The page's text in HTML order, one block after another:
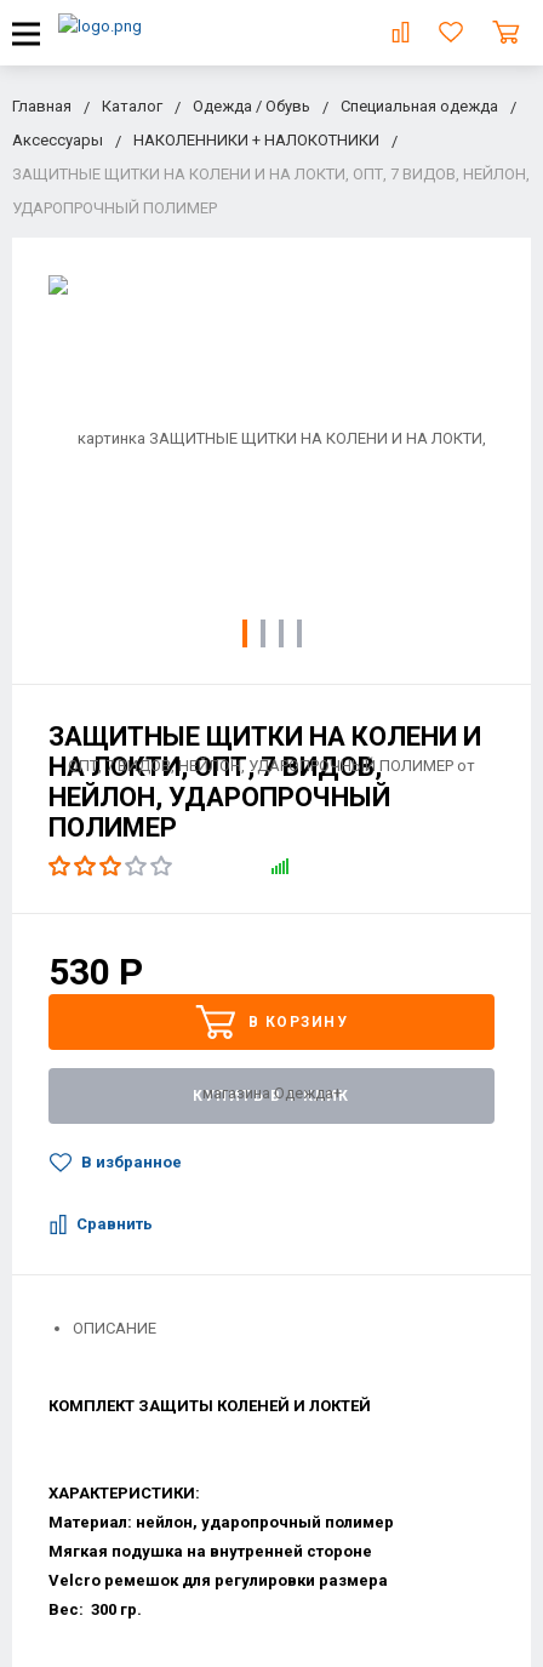
Главная Каталог Одежда / Обувь
Специальная одежда
Аксессуары
НАКОЛЕННИКИ + НАЛОКОТНИКИ
ЗАЩИТНЫЕ ЩИТКИ НА КОЛЕНИ И НА ЛОКТИ, ОПТ, 7 ВИДОВ, НЕЙЛОН,
УДАРОПРОЧНЫЙ ПОЛИМЕР
ЗАЩИТНЫЕ ЩИТКИ НА КОЛЕНИ И
НА ЛОКТИ, ОПТ, 7 ВИДОВ,
НЕЙЛОН, УДАРОПРОЧНЫЙ
ПОЛИМЕР
530 Р
В КОРЗИНУ
КУПИТЬ В 1 КЛИК
В избранное
Сравнить
ОПИСАНИЕ
КОМПЛЕКТ ЗАЩИТЫ КОЛЕНЕЙ И ЛОКТЕЙ
ХАРАКТЕРИСТИКИ:
Материал: нейлон, ударопрочный полимер
Мягкая подушка на внутренней стороне
Velcro ремешок для регулировки размера
Вес: 300 гр.